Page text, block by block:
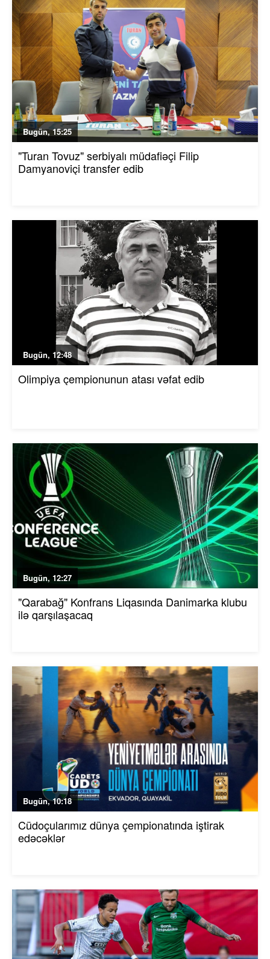
Bugün, 15:25
"Turan Tovuz" serbiyalı müdafiəçi Filip
Damyanoviçi transfer edib
Bugün, 12:48
Olimpiya çempionunun atası vəfat edib
Bugün, 12:27
"Qarabağ" Konfrans Liqasında Danimarka klubu
ilə qarşılaşacaq
Bugün, 10:18
Cüdoçularımız dünya çempionatında iştirak
edəcəklər